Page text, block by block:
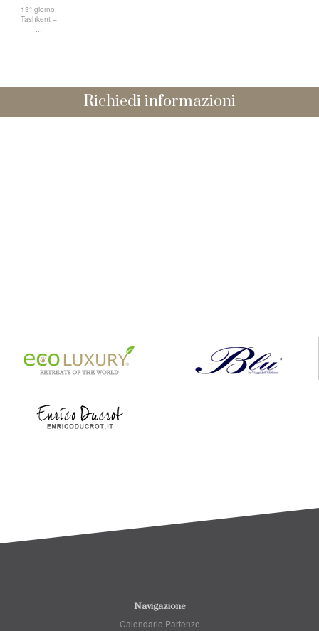
13° giorno,
Tashkent –
...
Richiedi informazioni
Navigazione
Calendario Partenze